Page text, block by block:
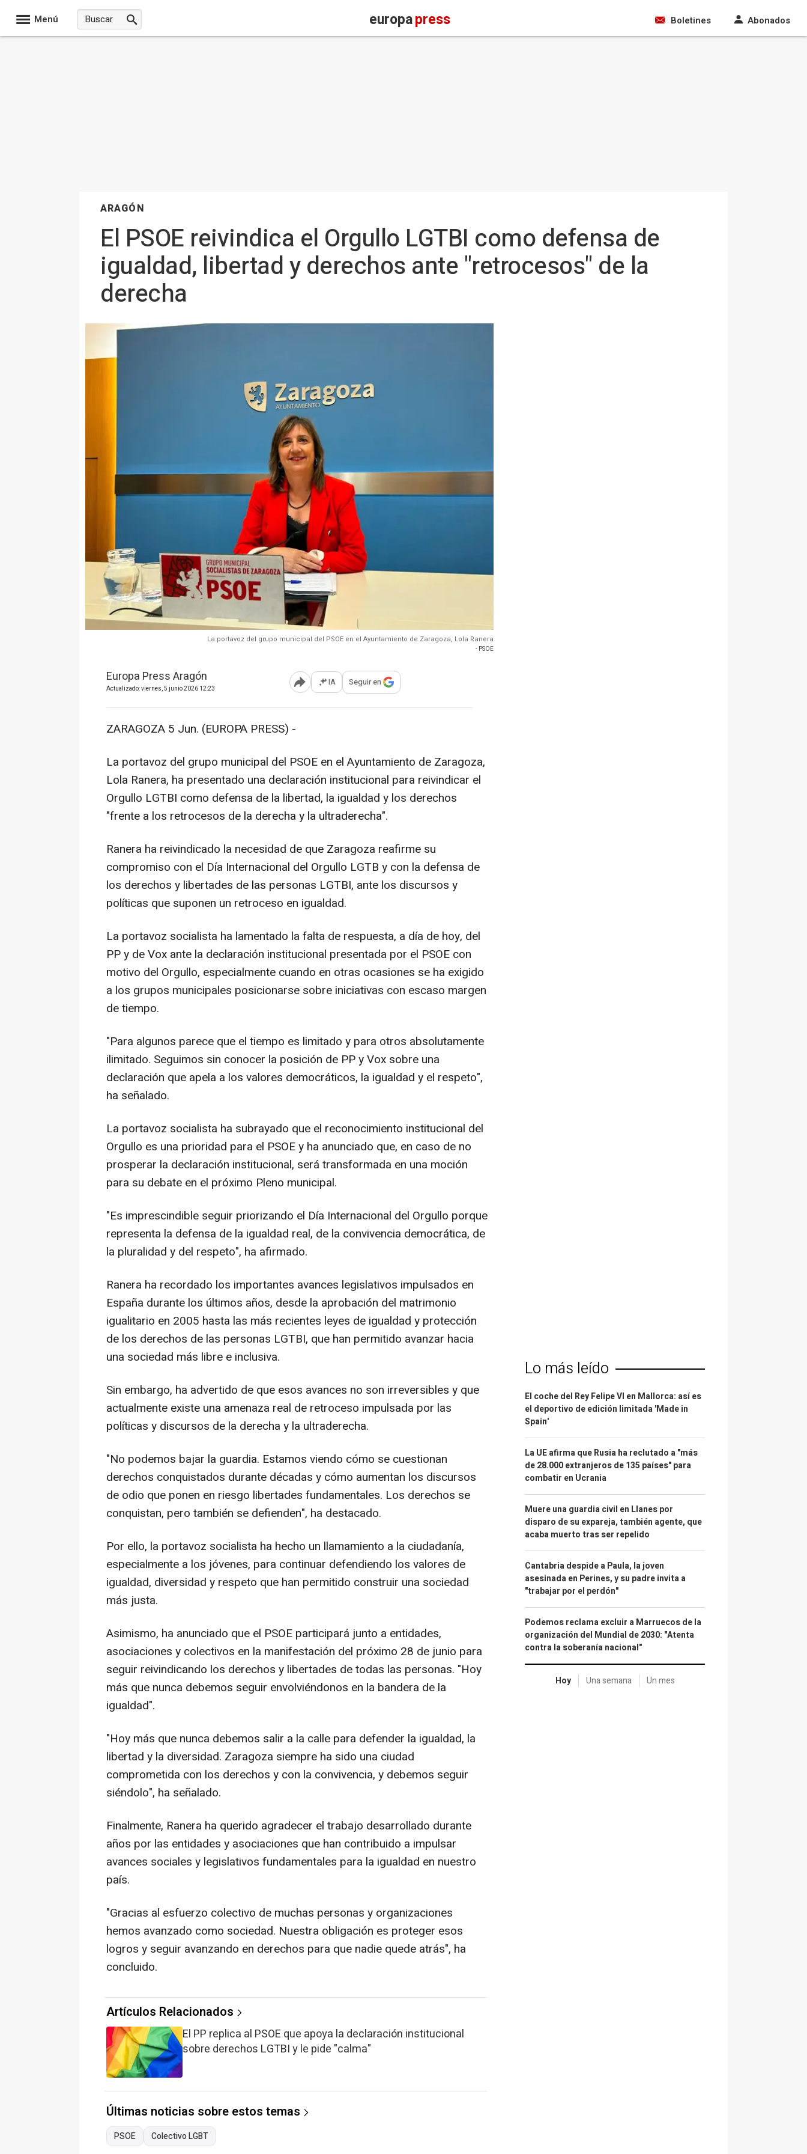
Menú europapress Boletines Abonados
ARAGÓN
El PSOE reivindica el Orgullo LGTBI como defensa de
igualdad, libertad y derechos ante "retrocesos" de la
derecha
La portavoz del grupo municipal del PSOE en el Ayuntamiento de Zaragoza, Lola Ranera
- PSOE
Europa Press Aragón
Actualizado: viernes, 5 junio 2026 12:23 Abrir opciones para compartir
IA Seguir en
ZARAGOZA 5 Jun. (EUROPA PRESS) -
La portavoz del grupo municipal del PSOE en el Ayuntamiento de Zaragoza,
Lola Ranera, ha presentado una declaración institucional para reivindicar el
Orgullo LGTBI como defensa de la libertad, la igualdad y los derechos
"frente a los retrocesos de la derecha y la ultraderecha".
Ranera ha reivindicado la necesidad de que Zaragoza reafirme su
compromiso con el Día Internacional del Orgullo LGTB y con la defensa de
los derechos y libertades de las personas LGTBI, ante los discursos y
políticas que suponen un retroceso en igualdad.
La portavoz socialista ha lamentado la falta de respuesta, a día de hoy, del
PP y de Vox ante la declaración institucional presentada por el PSOE con
motivo del Orgullo, especialmente cuando en otras ocasiones se ha exigido
a los grupos municipales posicionarse sobre iniciativas con escaso margen
de tiempo.
"Para algunos parece que el tiempo es limitado y para otros absolutamente
ilimitado. Seguimos sin conocer la posición de PP y Vox sobre una
declaración que apela a los valores democráticos, la igualdad y el respeto",
ha señalado.
La portavoz socialista ha subrayado que el reconocimiento institucional del
Orgullo es una prioridad para el PSOE y ha anunciado que, en caso de no
prosperar la declaración institucional, será transformada en una moción
para su debate en el próximo Pleno municipal.
"Es imprescindible seguir priorizando el Día Internacional del Orgullo porque
representa la defensa de la igualdad real, de la convivencia democrática, de
la pluralidad y del respeto", ha afirmado.
Ranera ha recordado los importantes avances legislativos impulsados en
España durante los últimos años, desde la aprobación del matrimonio
igualitario en 2005 hasta las más recientes leyes de igualdad y protección
de los derechos de las personas LGTBI, que han permitido avanzar hacia
una sociedad más libre e inclusiva.
Sin embargo, ha advertido de que esos avances no son irreversibles y que
actualmente existe una amenaza real de retroceso impulsada por las
políticas y discursos de la derecha y la ultraderecha.
"No podemos bajar la guardia. Estamos viendo cómo se cuestionan
derechos conquistados durante décadas y cómo aumentan los discursos
de odio que ponen en riesgo libertades fundamentales. Los derechos se
conquistan, pero también se defienden", ha destacado.
Por ello, la portavoz socialista ha hecho un llamamiento a la ciudadanía,
especialmente a los jóvenes, para continuar defendiendo los valores de
igualdad, diversidad y respeto que han permitido construir una sociedad
más justa.
Asimismo, ha anunciado que el PSOE participará junto a entidades,
asociaciones y colectivos en la manifestación del próximo 28 de junio para
seguir reivindicando los derechos y libertades de todas las personas. "Hoy
más que nunca debemos seguir envolviéndonos en la bandera de la
igualdad".
"Hoy más que nunca debemos salir a la calle para defender la igualdad, la
libertad y la diversidad. Zaragoza siempre ha sido una ciudad
comprometida con los derechos y con la convivencia, y debemos seguir
siéndolo", ha señalado.
Finalmente, Ranera ha querido agradecer el trabajo desarrollado durante
años por las entidades y asociaciones que han contribuido a impulsar
avances sociales y legislativos fundamentales para la igualdad en nuestro
país.
"Gracias al esfuerzo colectivo de muchas personas y organizaciones
hemos avanzado como sociedad. Nuestra obligación es proteger esos
logros y seguir avanzando en derechos para que nadie quede atrás", ha
concluido.
Artículos Relacionados
El PP replica al PSOE que apoya la declaración institucional
sobre derechos LGTBI y le pide "calma"
Últimas noticias sobre estos temas
PSOE Colectivo LGBT
Lo más leído
El coche del Rey Felipe VI en Mallorca: así es
el deportivo de edición limitada 'Made in
Spain'
La UE afirma que Rusia ha reclutado a "más
de 28.000 extranjeros de 135 países" para
combatir en Ucrania
Muere una guardia civil en Llanes por
disparo de su expareja, también agente, que
acaba muerto tras ser repelido
Cantabria despide a Paula, la joven
asesinada en Perines, y su padre invita a
"trabajar por el perdón"
Podemos reclama excluir a Marruecos de la
organización del Mundial de 2030: "Atenta
contra la soberanía nacional"
Hoy Una semana Un mes